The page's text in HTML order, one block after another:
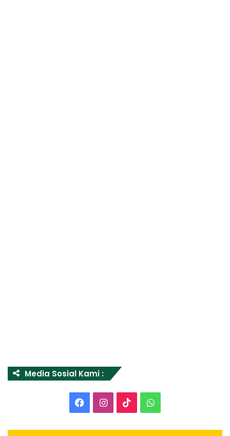
Media Sosial Kami :
FacebookInstagram
TikTokWhatsApp